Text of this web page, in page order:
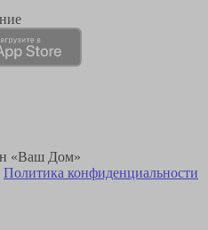
«Ваш Дом»
Политика конфиденциальности